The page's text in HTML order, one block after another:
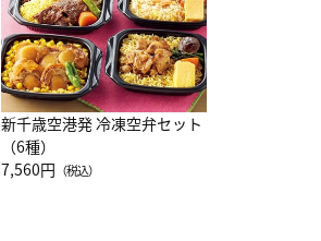
新千歳空港発 冷凍空弁セット
（6種）
7,560円 （税込）